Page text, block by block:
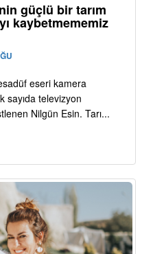
güçlü bir tarım
kaybetmememiz
eseri kamera
sayıda televizyon
Nilgün Esin. Tarı...